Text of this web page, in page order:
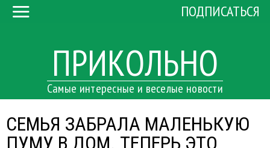
ПРИКОЛЬНО
Самые интересные и веселые новости
ПОДПИСАТЬСЯ
СЕМЬЯ ЗАБРАЛА МАЛЕНЬКУЮ
ПУМУ В ДОМ. ТЕПЕРЬ ЭТО